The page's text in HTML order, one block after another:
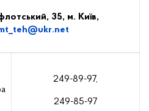
35, м. Київ,
teh@ukr.net
249-89-97,
249-85-97